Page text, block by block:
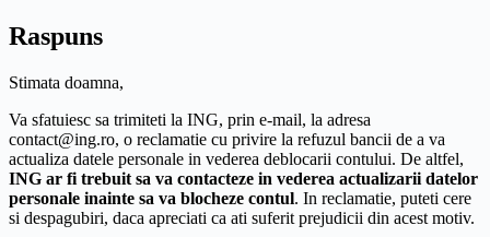
Raspuns
Stimata doamna,
Va sfatuiesc sa trimiteti la ING, prin e-mail, la adresa
contact@ing.ro, o reclamatie cu privire la refuzul bancii de a va
actualiza datele personale in vederea deblocarii contului. De altfel,
ING ar fi trebuit sa va contacteze in vederea actualizarii datelor
personale inainte sa va blocheze contul. In reclamatie, puteti cere
si despagubiri, daca apreciati ca ati suferit prejudicii din acest motiv.